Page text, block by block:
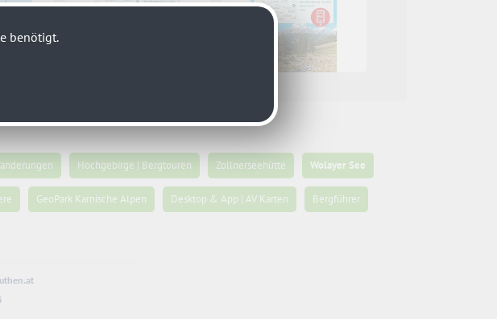
Hochgebirge | Bergtouren Zollnerseehütte Wolayer See
GeoPark Karnische Alpen Desktop & App | AV Karten Bergführer
benötigt.